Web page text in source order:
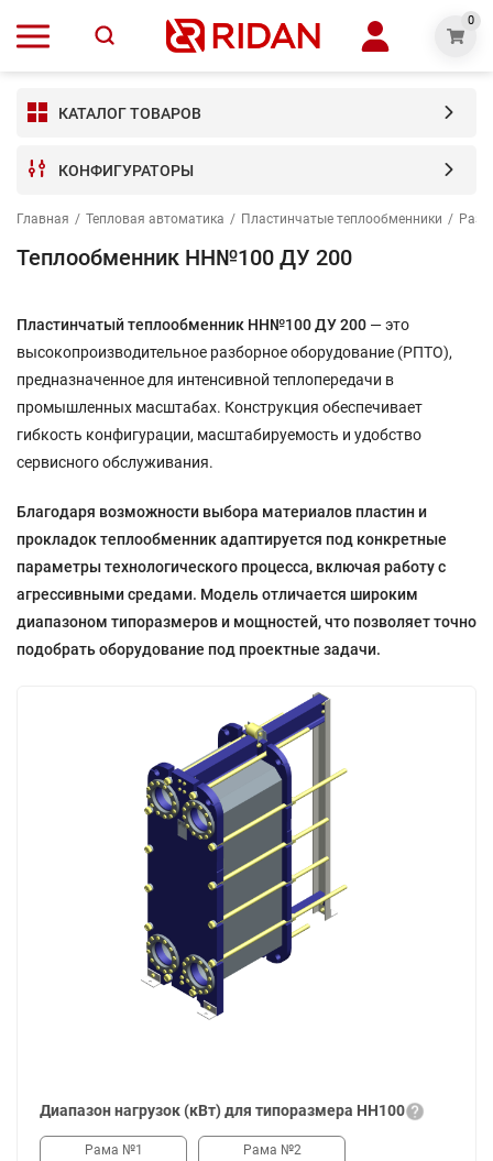
0
КАТАЛОГ ТОВАРОВ
КОНФИГУРАТОРЫ
Главная / Тепловая автоматика / Пластинчатые теплообменники /
Теплообменник НН№100 ДУ 200
Пластинчатый теплообменник НН№100 ДУ 200 — это
высокопроизводительное разборное оборудование (РПТО),
предназначенное для интенсивной теплопередачи в
промышленных масштабах. Конструкция обеспечивает
гибкость конфигурации, масштабируемость и удобство
сервисного обслуживания.
Благодаря возможности выбора материалов пластин и
прокладок теплообменник адаптируется под конкретные
параметры технологического процесса, включая работу с
агрессивными средами. Модель отличается широким
диапазоном типоразмеров и мощностей, что позволяет точно
подобрать оборудование под проектные задачи.
Диапазон нагрузок (кВт) для типоразмера НН100